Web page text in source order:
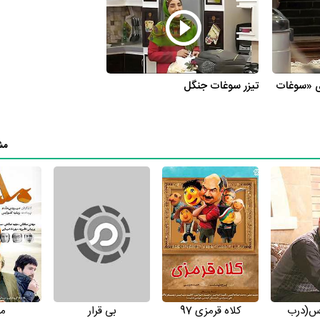
آمارها و نکات جذابی را می‌توان بیان کرد. براساس آمارها سریال سوغات
محمد عسگری
با بازیگرانی چون
میان بازیگران سوغات جنگل نیز 50 همکاریِ اول رخ داده، به‌عبارت دیگر در این سریال میان هر یک از 12 بازیگر
مریم کاویانیوعلی سلیمانی،فلور نظری شهرزاد کمال‌زاده
بهتر است بدانید مدیر فیلمبرداری آن
رضا مقصودی
بوده است.
رامهشاد امیریوسهیلا موسوی
انجام داده است. اگر صدای سوغات
سوغات جنگل یعنیفرهاد امامی آشنا می‌کنیم.امیر بنایی
طراحی صحنه
«سوغات
تیزر سوغات جنگل
کلاه قرمزی 97 بی قرار